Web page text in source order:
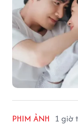
PHIM ẢNH 1 giờ